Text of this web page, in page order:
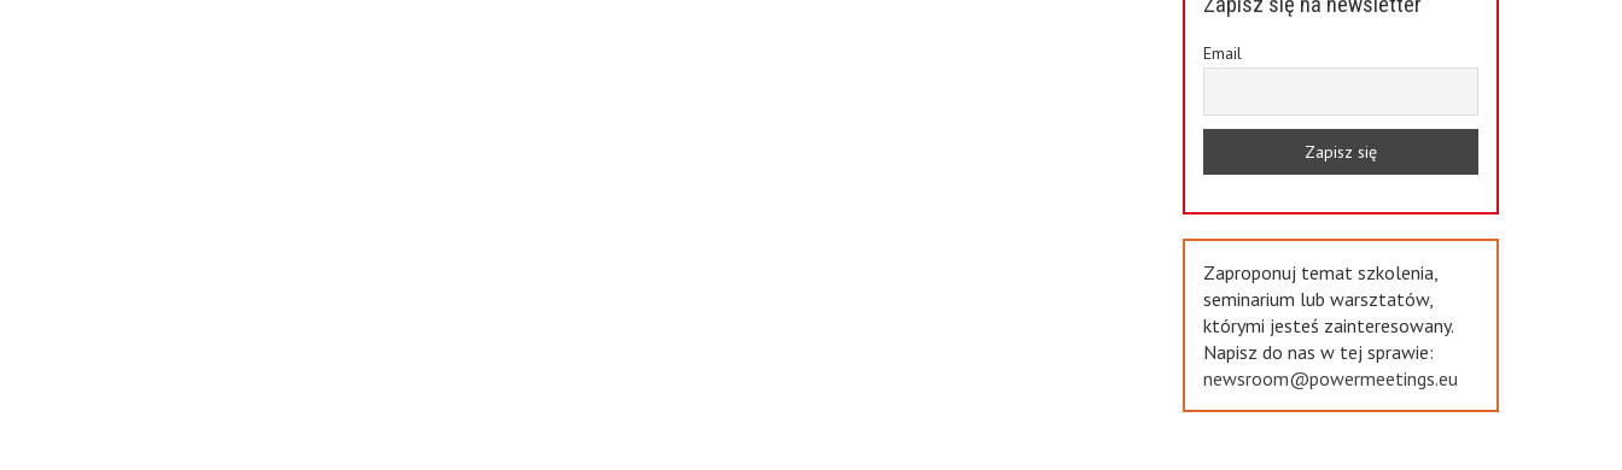
Email
Zaproponuj temat szkolenia,
seminarium lub warsztatów,
którymi jesteś zainteresowany.
Napisz do nas w tej sprawie:
newsroom@powermeetings.eu